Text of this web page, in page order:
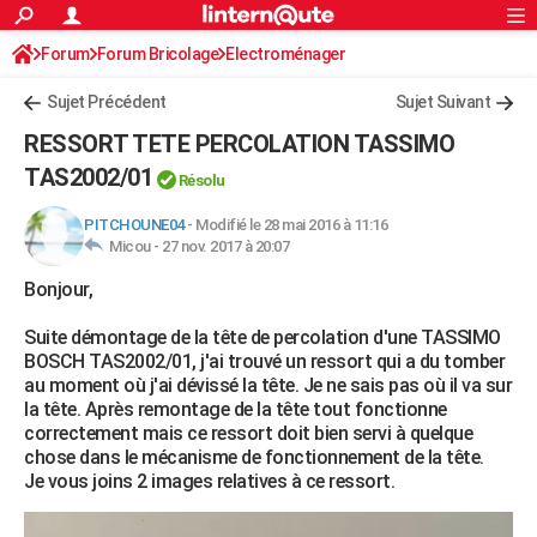
ACTUALITÉS
Politique
Société
Faits Divers
Education
Monde
Villes
+
Programme TV
TNTStreaming
Cinéma
Sorties cinéma
Musique
+FINANCE
Retraite
Impôts
Epargne
Immobilier
Risques naturels par ville
Banque
Assurance
Crédit
AUTO
Essais
Réserver un essai
Citadines
Berlines
SUV
Forum auto
HIGH-TECH
Forum
Aménagement intérieur
Extérieur
Cuisine
Salle de bains
Jardinage
Rangement
WEEK-END
Guides de France
Escapades
Patrimoine
Expositions
Musées
Week-end nature
+LIFESTYLE
Art de vivre
Bien-être
Loisirs
Mode
Modes de vie
SANTE
Alimentation
Guide de la santé
Maladies
Médicaments
Sommeil
VOYAGE
S'inscrire
Connexion
Forum Forum Bricolage Electroménager
Sujet Précédent Sujet Suivant
RESSORT TETE PERCOLATION TASSIMO
TAS2002/01
Résolu
PITCHOUNE04- Modifié le 28 mai 2016 à 11:16
Micou - 27 nov. 2017 à 20:07
Bonjour,
Suite démontage de la tête de percolation d'une TASSIMO
BOSCH TAS2002/01, j'ai trouvé un ressort qui a du tomber
au moment où j'ai dévissé la tête. Je ne sais pas où il va sur
la tête. Après remontage de la tête tout fonctionne
correctement mais ce ressort doit bien servi à quelque
chose dans le mécanisme de fonctionnement de la tête.
Je vous joins 2 images relatives à ce ressort.